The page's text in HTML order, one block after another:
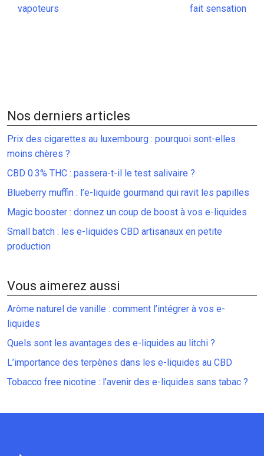
vapoteurs
fait sensation
Nos derniers articles
Prix des cigarettes au luxembourg : pourquoi sont-elles
moins chères ?
CBD 0.3% THC : passera-t-il le test salivaire ?
Blueberry muffin : l’e-liquide gourmand qui ravit les papilles
Magic booster : donnez un coup de boost à vos e-liquides
Small batch : les e-liquides CBD artisanaux en petite
production
Vous aimerez aussi
Arôme naturel de vanille : comment l’intégrer à vos e-
liquides
Quels sont les avantages des e-liquides au litchi ?
L’importance des terpènes dans les e-liquides au CBD
Tobacco free nicotine : l’avenir des e-liquides sans tabac ?